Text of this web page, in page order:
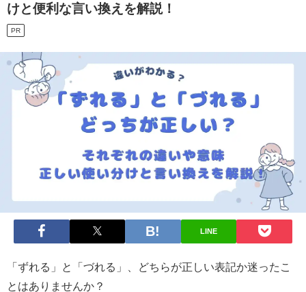
けと便利な言い換えを解説！
PR
LINE
「ずれる」と「づれる」、どちらが正しい表記か迷ったこ
とはありませんか？